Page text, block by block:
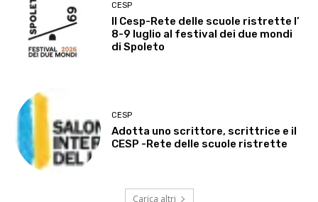
CESP
Il Cesp-Rete delle scuole ristrette l’
8-9 luglio al festival dei due mondi
di Spoleto
CESP
Adotta uno scrittore, scrittrice e il
CESP -Rete delle scuole ristrette
Carica altri